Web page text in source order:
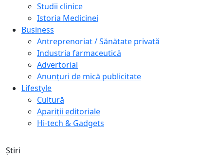
Studii clinice
Istoria Medicinei
Business
Antreprenoriat / Sănătate privată
Industria farmaceutică
Advertorial
Anunțuri de mică publicitate
Lifestyle
Cultură
Apariții editoriale
Hi-tech & Gadgets
Știri